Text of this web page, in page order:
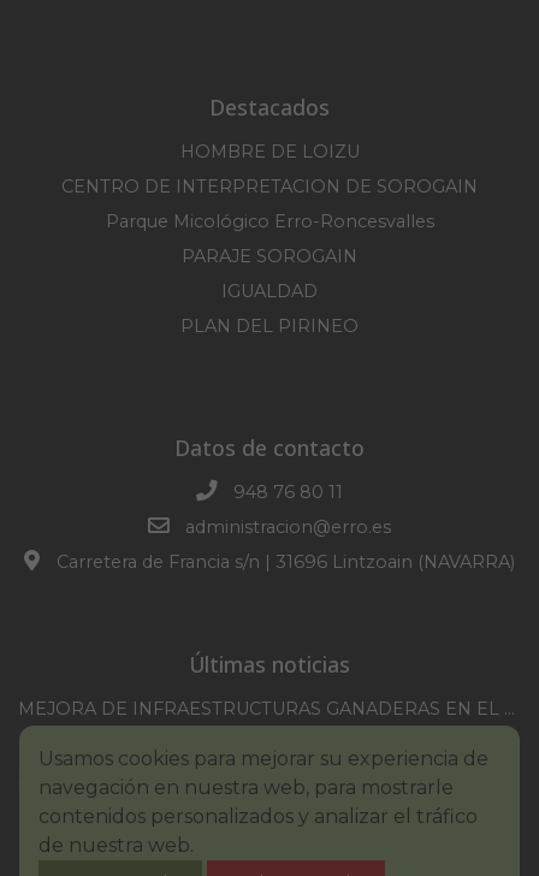
Destacados
HOMBRE DE LOIZU
CENTRO DE INTERPRETACION DE SOROGAIN
Parque Micológico Erro-Roncesvalles
PARAJE SOROGAIN
IGUALDAD
PLAN DEL PIRINEO
Datos de contacto
948 76 80 11
administracion@erro.es
Carretera de Francia s/n | 31696 Lintzoain (NAVARRA)
Últimas noticias
MEJORA DE INFRAESTRUCTURAS GANADERAS EN EL TM DE ERRO CAMPAÑA 2025-2026
BASES III. CONCURSO PINTURA – ERROIBARKO EGUNA
BANDO – CONSUMO RESPONSABLE DEL AGUA
Usamos cookies para mejorar su experiencia de
navegación en nuestra web, para mostrarle
contenidos personalizados y analizar el tráfico
de nuestra web.